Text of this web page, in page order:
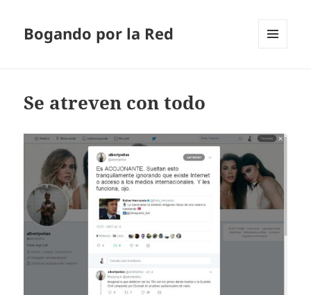
Bogando por la Red
Se atreven con todo